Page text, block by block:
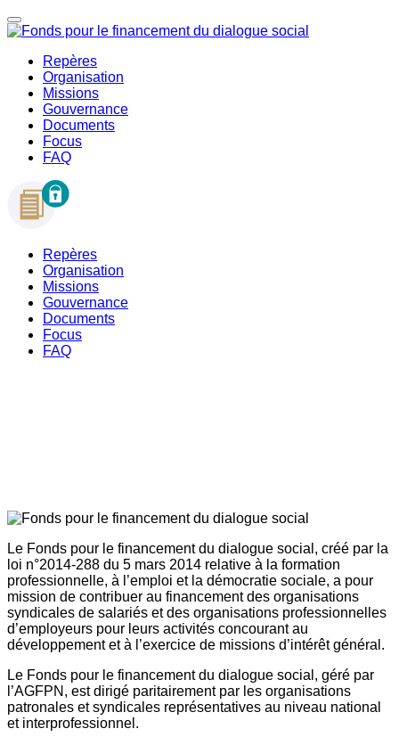
Repères
Organisation
Missions
Gouvernance
Documents
Focus
FAQ
Repères
Organisation
Missions
Gouvernance
Documents
Focus
FAQ
Le Fonds pour le financement du dialogue social, créé par la
loi n°2014-288 du 5 mars 2014 relative à la formation
professionnelle, à l’emploi et la démocratie sociale, a pour
mission de contribuer au financement des organisations
syndicales de salariés et des organisations professionnelles
d’employeurs pour leurs activités concourant au
développement et à l’exercice de missions d’intérêt général.
Le Fonds pour le financement du dialogue social, géré par
l’AGFPN, est dirigé paritairement par les organisations
patronales et syndicales représentatives au niveau national
et interprofessionnel.